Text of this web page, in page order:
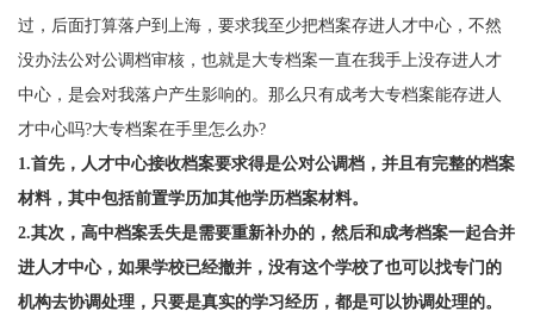
过，后面打算落户到上海，要求我至少把档案存进人才中心，不然
没办法公对公调档审核，也就是大专档案一直在我手上没存进人才
中心，是会对我落户产生影响的。那么只有成考大专档案能存进人
才中心吗?大专档案在手里怎么办?
1.首先，人才中心接收档案要求得是公对公调档，并且有完整的档案
材料，其中包括前置学历加其他学历档案材料。
2.其次，高中档案丢失是需要重新补办的，然后和成考档案一起合并
进人才中心，如果学校已经撤并，没有这个学校了也可以找专门的
机构去协调处理，只要是真实的学习经历，都是可以协调处理的。